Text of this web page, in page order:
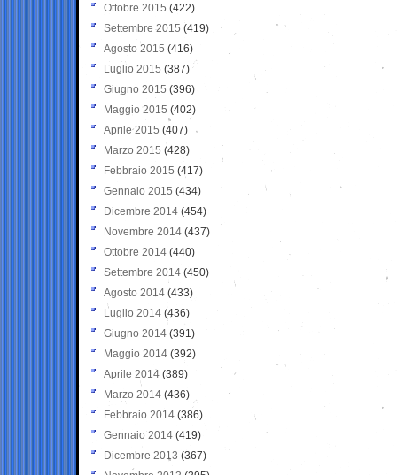
Ottobre 2015 (422)
Settembre 2015 (419)
Agosto 2015 (416)
Luglio 2015 (387)
Giugno 2015 (396)
Maggio 2015 (402)
Aprile 2015 (407)
Marzo 2015 (428)
Febbraio 2015 (417)
Gennaio 2015 (434)
Dicembre 2014 (454)
Novembre 2014 (437)
Ottobre 2014 (440)
Settembre 2014 (450)
Agosto 2014 (433)
Luglio 2014 (436)
Giugno 2014 (391)
Maggio 2014 (392)
Aprile 2014 (389)
Marzo 2014 (436)
Febbraio 2014 (386)
Gennaio 2014 (419)
Dicembre 2013 (367)